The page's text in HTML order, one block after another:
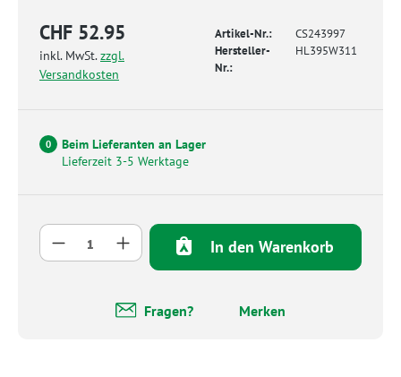
CHF 52.95
inkl. MwSt.zzgl.
Versandkosten
Artikel-Nr.:
CS243997
Hersteller-
Nr.:
HL395W311
0
Beim Lieferanten an Lager
Lieferzeit 3-5 Werktage
Produkt Anzahl: Gib den gewünschten
In den Warenkorb
Fragen? Merken